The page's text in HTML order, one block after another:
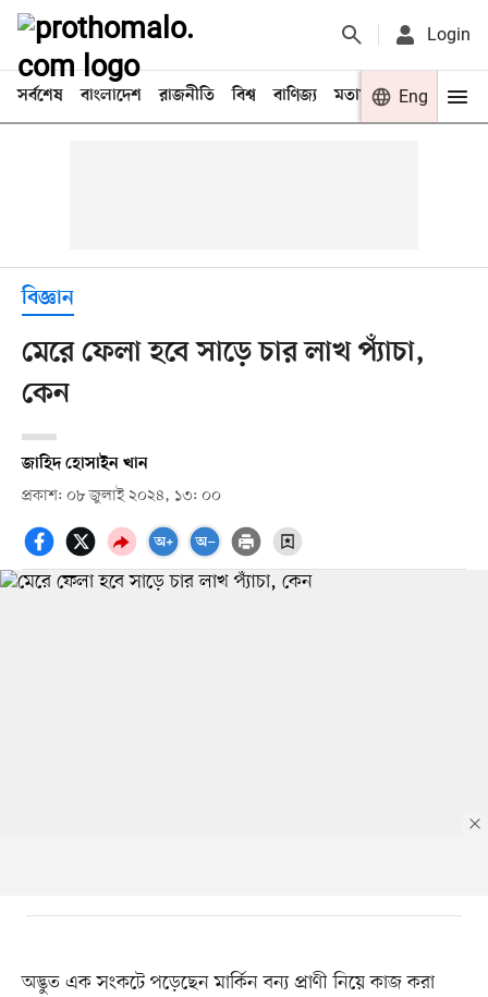
Login
সর্বশেষ বাংলাদেশ রাজনীতি বিশ্ব বাণিজ্য মতামত খেলা
Eng
বিজ্ঞান
মেরে ফেলা হবে সাড়ে চার লাখ প্যাঁচা,
কেন
জাহিদ হোসাইন খান
প্রকাশ: ০৮ জুলাই ২০২৪, ১৩: ০০
অদ্ভুত এক সংকটে পড়েছেন মার্কিন বন্য প্রাণী নিয়ে কাজ করা